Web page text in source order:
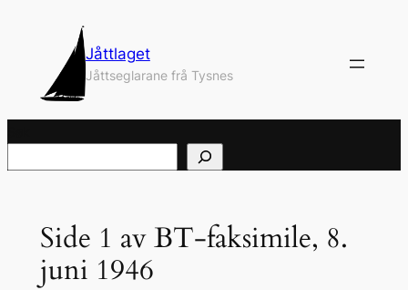
Jåttlaget
Jåttseglarane frå Tysnes
Side 1 av BT-faksimile, 8.
juni 1946